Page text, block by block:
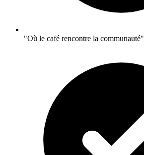
"Où le café rencontre la communauté"